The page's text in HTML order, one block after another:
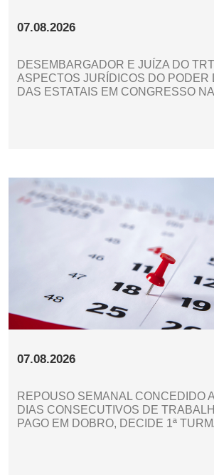
07.08.2026
DESEMBARGADOR E JUÍZA DO
ASPECTOS JURÍDICOS DO PODER
DAS ESTATAIS EM CONGRESSO
07.08.2026
REPOUSO SEMANAL CONCEDIDO
DIAS CONSECUTIVOS DE
PAGO EM DOBRO, DECIDE 1ª